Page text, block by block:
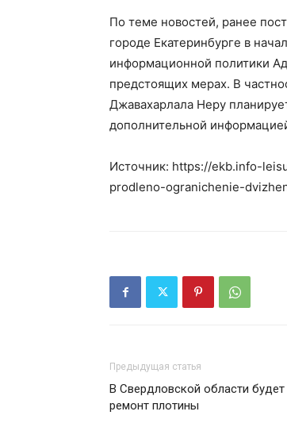
По теме новостей, ранее
городе Екатеринбурге в
информационной политики
предстоящих мерах. В
Джавахарлала Неру
дополнительной
Источник: https://ekb.info-
prodleno-ogranichenie-
Предыдущая статья
В Свердловской области
ремонт плотины